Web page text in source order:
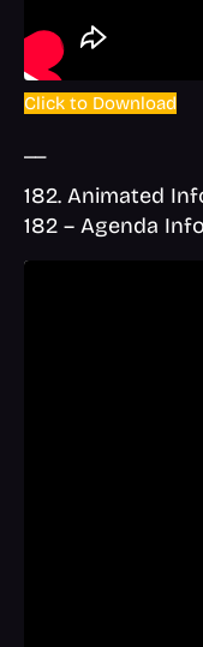
Click to Download
182. Animated
182 – Agenda